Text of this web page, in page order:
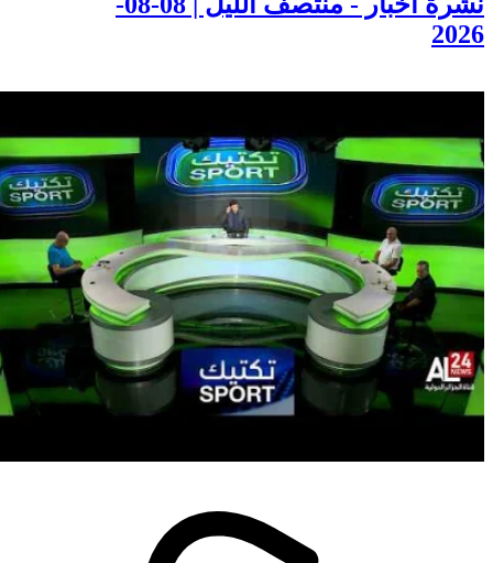
2026